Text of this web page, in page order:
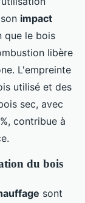
impact
que le bois
libère
L'empreinte
utilisé et des
sec, avec
contribue à
du bois
sont